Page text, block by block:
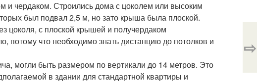
и чердаком. Строились дома с цоколем или высоким
был подвал 2,5 м, но зато крыша была плоской.
цоколя, с плоской крышей и получердаком
потому что необходимо знать дистанцию до потолков и
могли быть размером по вертикали до 14 метров. Это
в здании для стандартной квартиры и
⇨